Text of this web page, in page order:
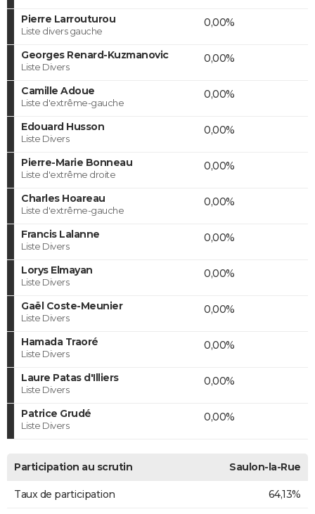
Pierre Larrouturou
Liste divers gauche
0,00%
Georges Renard-Kuzmanovic
Liste Divers
0,00%
Camille Adoue
Liste d'extrême-gauche
0,00%
Edouard Husson
Liste Divers
0,00%
Pierre-Marie Bonneau
Liste d'extrême droite
0,00%
Charles Hoareau
Liste d'extrême-gauche
0,00%
Francis Lalanne
Liste Divers
0,00%
Lorys Elmayan
Liste Divers
0,00%
Gaël Coste-Meunier
Liste Divers
0,00%
Hamada Traoré
Liste Divers
0,00%
Laure Patas d'Illiers
Liste Divers
0,00%
Patrice Grudé
Liste Divers
0,00%
Participation au scrutin Saulon-la-Rue
Taux de participation 64,13%